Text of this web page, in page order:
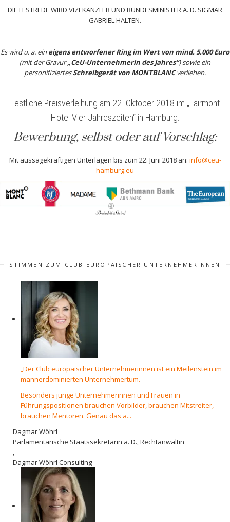
DIE FESTREDE WIRD VIZEKANZLER UND BUNDESMINISTER A. D. SIGMAR
GABRIEL HALTEN.
Es wird u. a. eineigens entworfener Ring im Wert von mind. 5.000 Euro
(mit der Gravur„CeU-Unternehmerin des Jahres“) sowie ein
personifiziertesSchreibgerät von MONTBLANCverliehen.
Festliche Preisverleihung am 22. Oktober 2018 im „Fairmont
Hotel Vier Jahreszeiten“ in Hamburg.
Bewerbung, selbst oder auf Vorschlag:
Mit aussagekräftigen Unterlagen bis zum 22. Juni 2018 an: info@ceu-
hamburg.eu
STIMMEN ZUM CLUB EUROPÄISCHER UNTERNEHMERINNEN
„Der Club europäischer Unternehmerinnen ist ein Meilenstein im
männerdominierten Unternehmertum.
Besonders junge Unternehmerinnen und Frauen in
Führungspositionen brauchen Vorbilder, brauchen Mitstreiter,
brauchen Mentoren. Genau das a...
Dagmar Wöhrl
Parlamentarische Staatssekretärin a. D., Rechtanwältin
,
Dagmar Wöhrl Consulting